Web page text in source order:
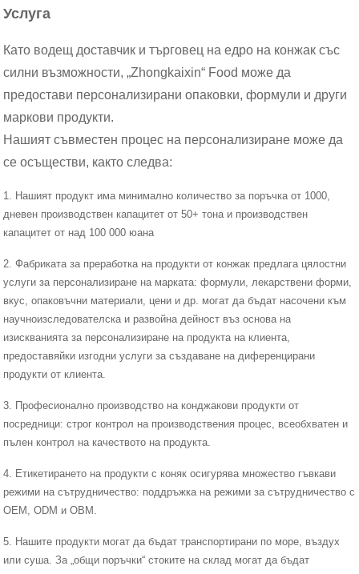
Услуга
Като водещ доставчик и търговец на едро на конжак със
силни възможности, „Zhongkaixin“ Food може да
предостави персонализирани опаковки, формули и други
маркови продукти.
Нашият съвместен процес на персонализиране може да
се осъществи, както следва:
1. Нашият продукт има минимално количество за поръчка от 1000,
дневен производствен капацитет от 50+ тона и производствен
капацитет от над 100 000 юана
2. Фабриката за преработка на продукти от конжак предлага цялостни
услуги за персонализиране на марката: формули, лекарствени форми,
вкус, опаковъчни материали, цени и др. могат да бъдат насочени към
научноизследователска и развойна дейност въз основа на
изискванията за персонализиране на продукта на клиента,
предоставяйки изгодни услуги за създаване на диференцирани
продукти от клиента.
3. Професионално производство на конджакови продукти от
посредници: строг контрол на производствения процес, всеобхватен и
пълен контрол на качеството на продукта.
4. Етикетирането на продукти с коняк осигурява множество гъвкави
режими на сътрудничество: поддръжка на режими за сътрудничество с
OEM, ODM и OBM.
5. Нашите продукти могат да бъдат транспортирани по море, въздух
или суша. За „общи поръчки“ стоките на склад могат да бъдат